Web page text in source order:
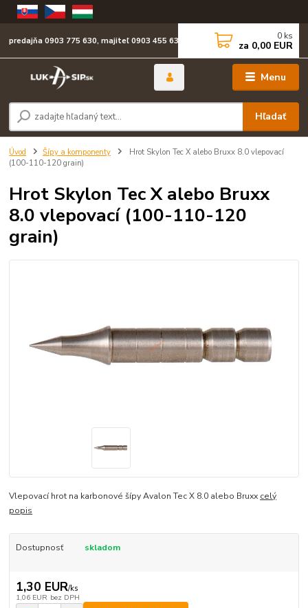
Menu
Hľadať
predajňa 0903 775 630, majiteľ 0903 455 630 0 ks
za 0,00 EUR
Úvod Šípy a komponenty
Hrot Skylon Tec X alebo Bruxx 8.0 vlepovací
(100-110-120 grain)
Hrot Skylon Tec X alebo Bruxx
8.0 vlepovací (100-110-120
grain)
Vlepovací hrot na karbonové šípy Avalon Tec X 8.0 alebo Bruxx celý
popis
Dostupnosť skladom
1,30 EUR/ks
1,06 EUR bez DPH